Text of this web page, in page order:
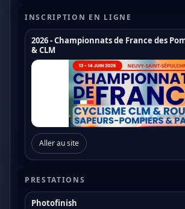
Coupe de France U17
Coupe de France U19
Trophée de France
INSCRIPTION EN LIGNE
2026 - Championnats de France des
& CLM
Aller au site
PRESTATIONS
Photofinish